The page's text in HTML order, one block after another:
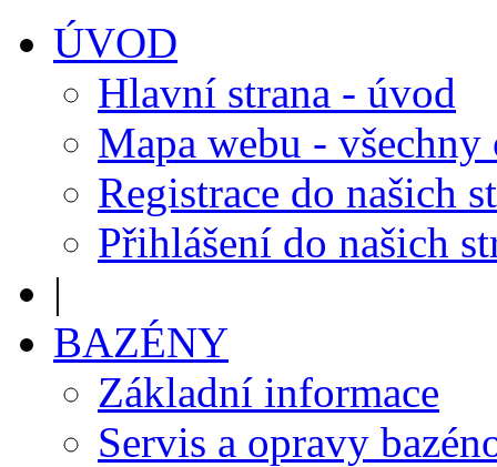
ÚVOD
Hlavní strana - úvod
Mapa webu - všechny
Registrace do našich
Přihlášení do našich
|
BAZÉNY
Základní informace
Servis a opravy